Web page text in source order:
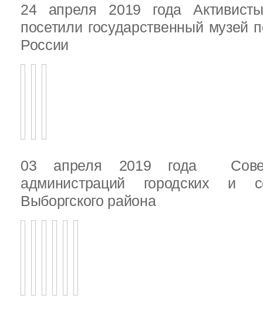
24 апреля 2019 года
посетили государственный музей
России
03 апреля 2019 года
администраций городских и
Выборгского района